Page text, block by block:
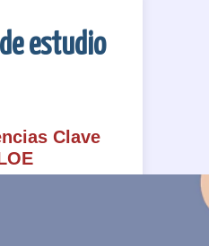
de estudio
Clave